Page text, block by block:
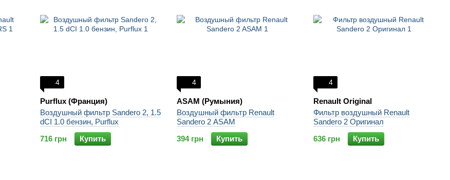
4
Purflux (Франция)
Воздушный фильтр Sandero 2, 1.5
dCI 1.0 бензин, Purflux
716 грн
Купить
4
ASAM (Румыния)
Воздушный фильтр Renault
Sandero 2 ASAM
394 грн
Купить
4
Renault Original
Фильтр воздушный Renault
Sandero 2 Оригинал
636 грн
Купить